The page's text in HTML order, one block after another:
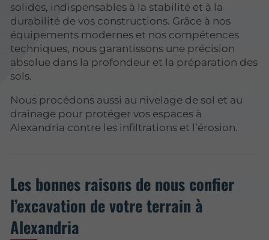
solides, indispensables à la stabilité et à la
durabilité de vos constructions. Grâce à nos
équipements modernes et nos compétences
techniques, nous garantissons une précision
absolue dans la profondeur et la préparation des
sols.
Nous procédons aussi au nivelage de sol et au
drainage pour protéger vos espaces à
Alexandria contre les infiltrations et l’érosion.
Les bonnes raisons de nous confier
l’excavation de votre terrain à
Alexandria